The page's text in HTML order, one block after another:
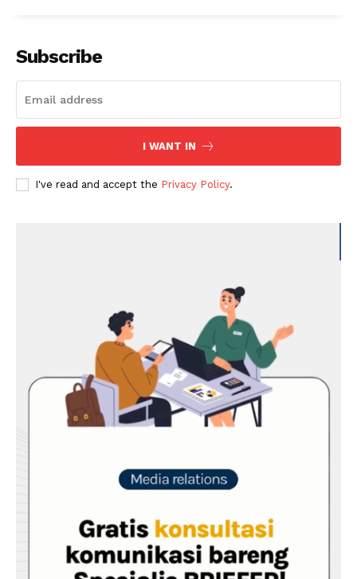
Subscribe
I WANT IN
I've read and accept the Privacy Policy.